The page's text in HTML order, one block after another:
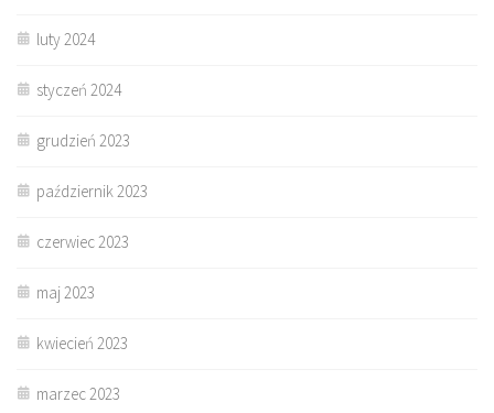
luty 2024
styczeń 2024
grudzień 2023
październik 2023
czerwiec 2023
maj 2023
kwiecień 2023
marzec 2023